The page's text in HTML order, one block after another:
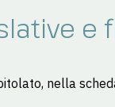
e
nella